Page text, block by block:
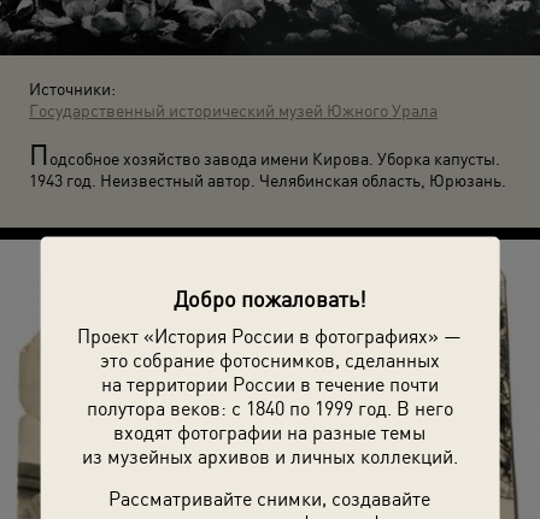
Добро пожаловать!
Проект «История России в фотографиях» —
это собрание фотоснимков, сделанных
на территории России в течение почти
полутора веков: с 1840 по 1999 год. В него
входят фотографии на разные темы
из музейных архивов и личных коллекций.
Рассматривайте снимки, создавайте
Источники:
Государственный исторический музей Южного Урала
Подсобное хозяйство завода имени Кирова. Уборка капусты.
1943 год. Неизвестный автор. Челябинская область, Юрюзань.